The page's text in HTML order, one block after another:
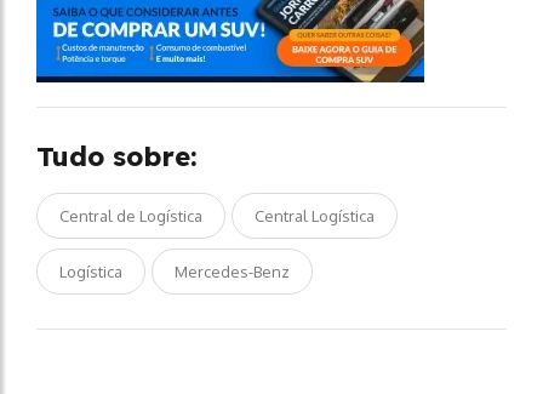
Tudo sobre:
Central de Logística Central Logística
Logística Mercedes-Benz